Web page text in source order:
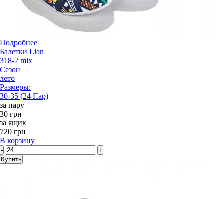
Подробнее
Балетки Lion
318-2 mix
Сезон
лето
Размеры:
30-35 (24 Пар)
за пару
30 грн
за ящик
720 грн
В корзину
-
+
Купить